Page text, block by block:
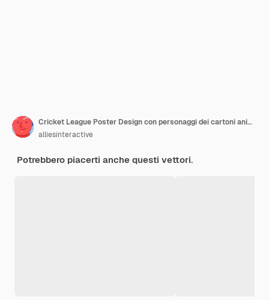
Cricket League Poster Design con personaggi dei cartoni animati di giocatori su sfondo viola e verde.
alliesinteractive
Potrebbero piacerti anche questi vettori.